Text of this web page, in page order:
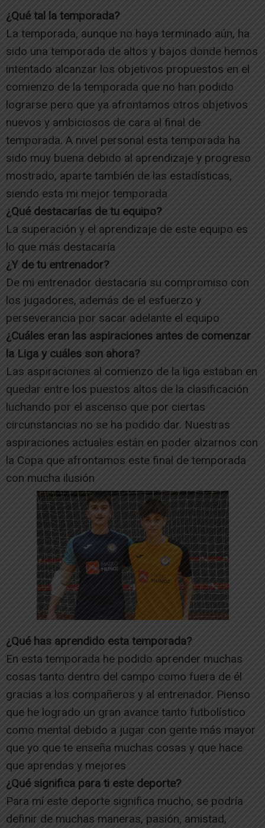
¿Qué tal la temporada?
La temporada, aunque no haya terminado aún, ha
sido una temporada de altos y bajos donde hemos
intentado alcanzar los objetivos propuestos en el
comienzo de la temporada que no han podido
lograrse pero que ya afrontamos otros objetivos
nuevos y ambiciosos de cara al final de
temporada. A nivel personal esta temporada ha
sido muy buena debido al aprendizaje y progreso
mostrado, aparte también de las estadísticas,
siendo esta mi mejor temporada
¿Qué destacarías de tu equipo?
La superación y el aprendizaje de este equipo es
lo que más destacaría
¿Y de tu entrenador?
De mi entrenador destacaría su compromiso con
los jugadores, además de el esfuerzo y
perseverancia por sacar adelante el equipo
¿Cuáles eran las aspiraciones antes de comenzar
la Liga y cuáles son ahora?
Las aspiraciones al comienzo de la liga estaban en
quedar entre los puestos altos de la clasificación
luchando por el ascenso que por ciertas
circunstancias no se ha podido dar. Nuestras
aspiraciones actuales están en poder alzarnos con
la Copa que afrontamos este final de temporada
con mucha ilusión
¿Qué has aprendido esta temporada?
En esta temporada he podido aprender muchas
cosas tanto dentro del campo como fuera de él
gracias a los compañeros y al entrenador. Pienso
que he logrado un gran avance tanto futbolístico
como mental debido a jugar con gente más mayor
que yo que te enseña muchas cosas y que hace
que aprendas y mejores
¿Qué significa para ti este deporte?
Para mí este deporte significa mucho, se podría
definir de muchas maneras, pasión, amistad,